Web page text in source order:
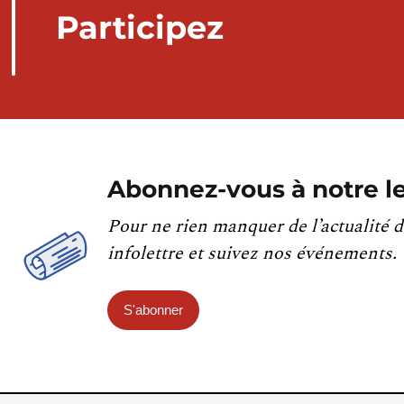
Participez
Abonnez-vous à notre
Pour ne rien manquer de l’actualité
infolettre et suivez nos événements.
S'abonner